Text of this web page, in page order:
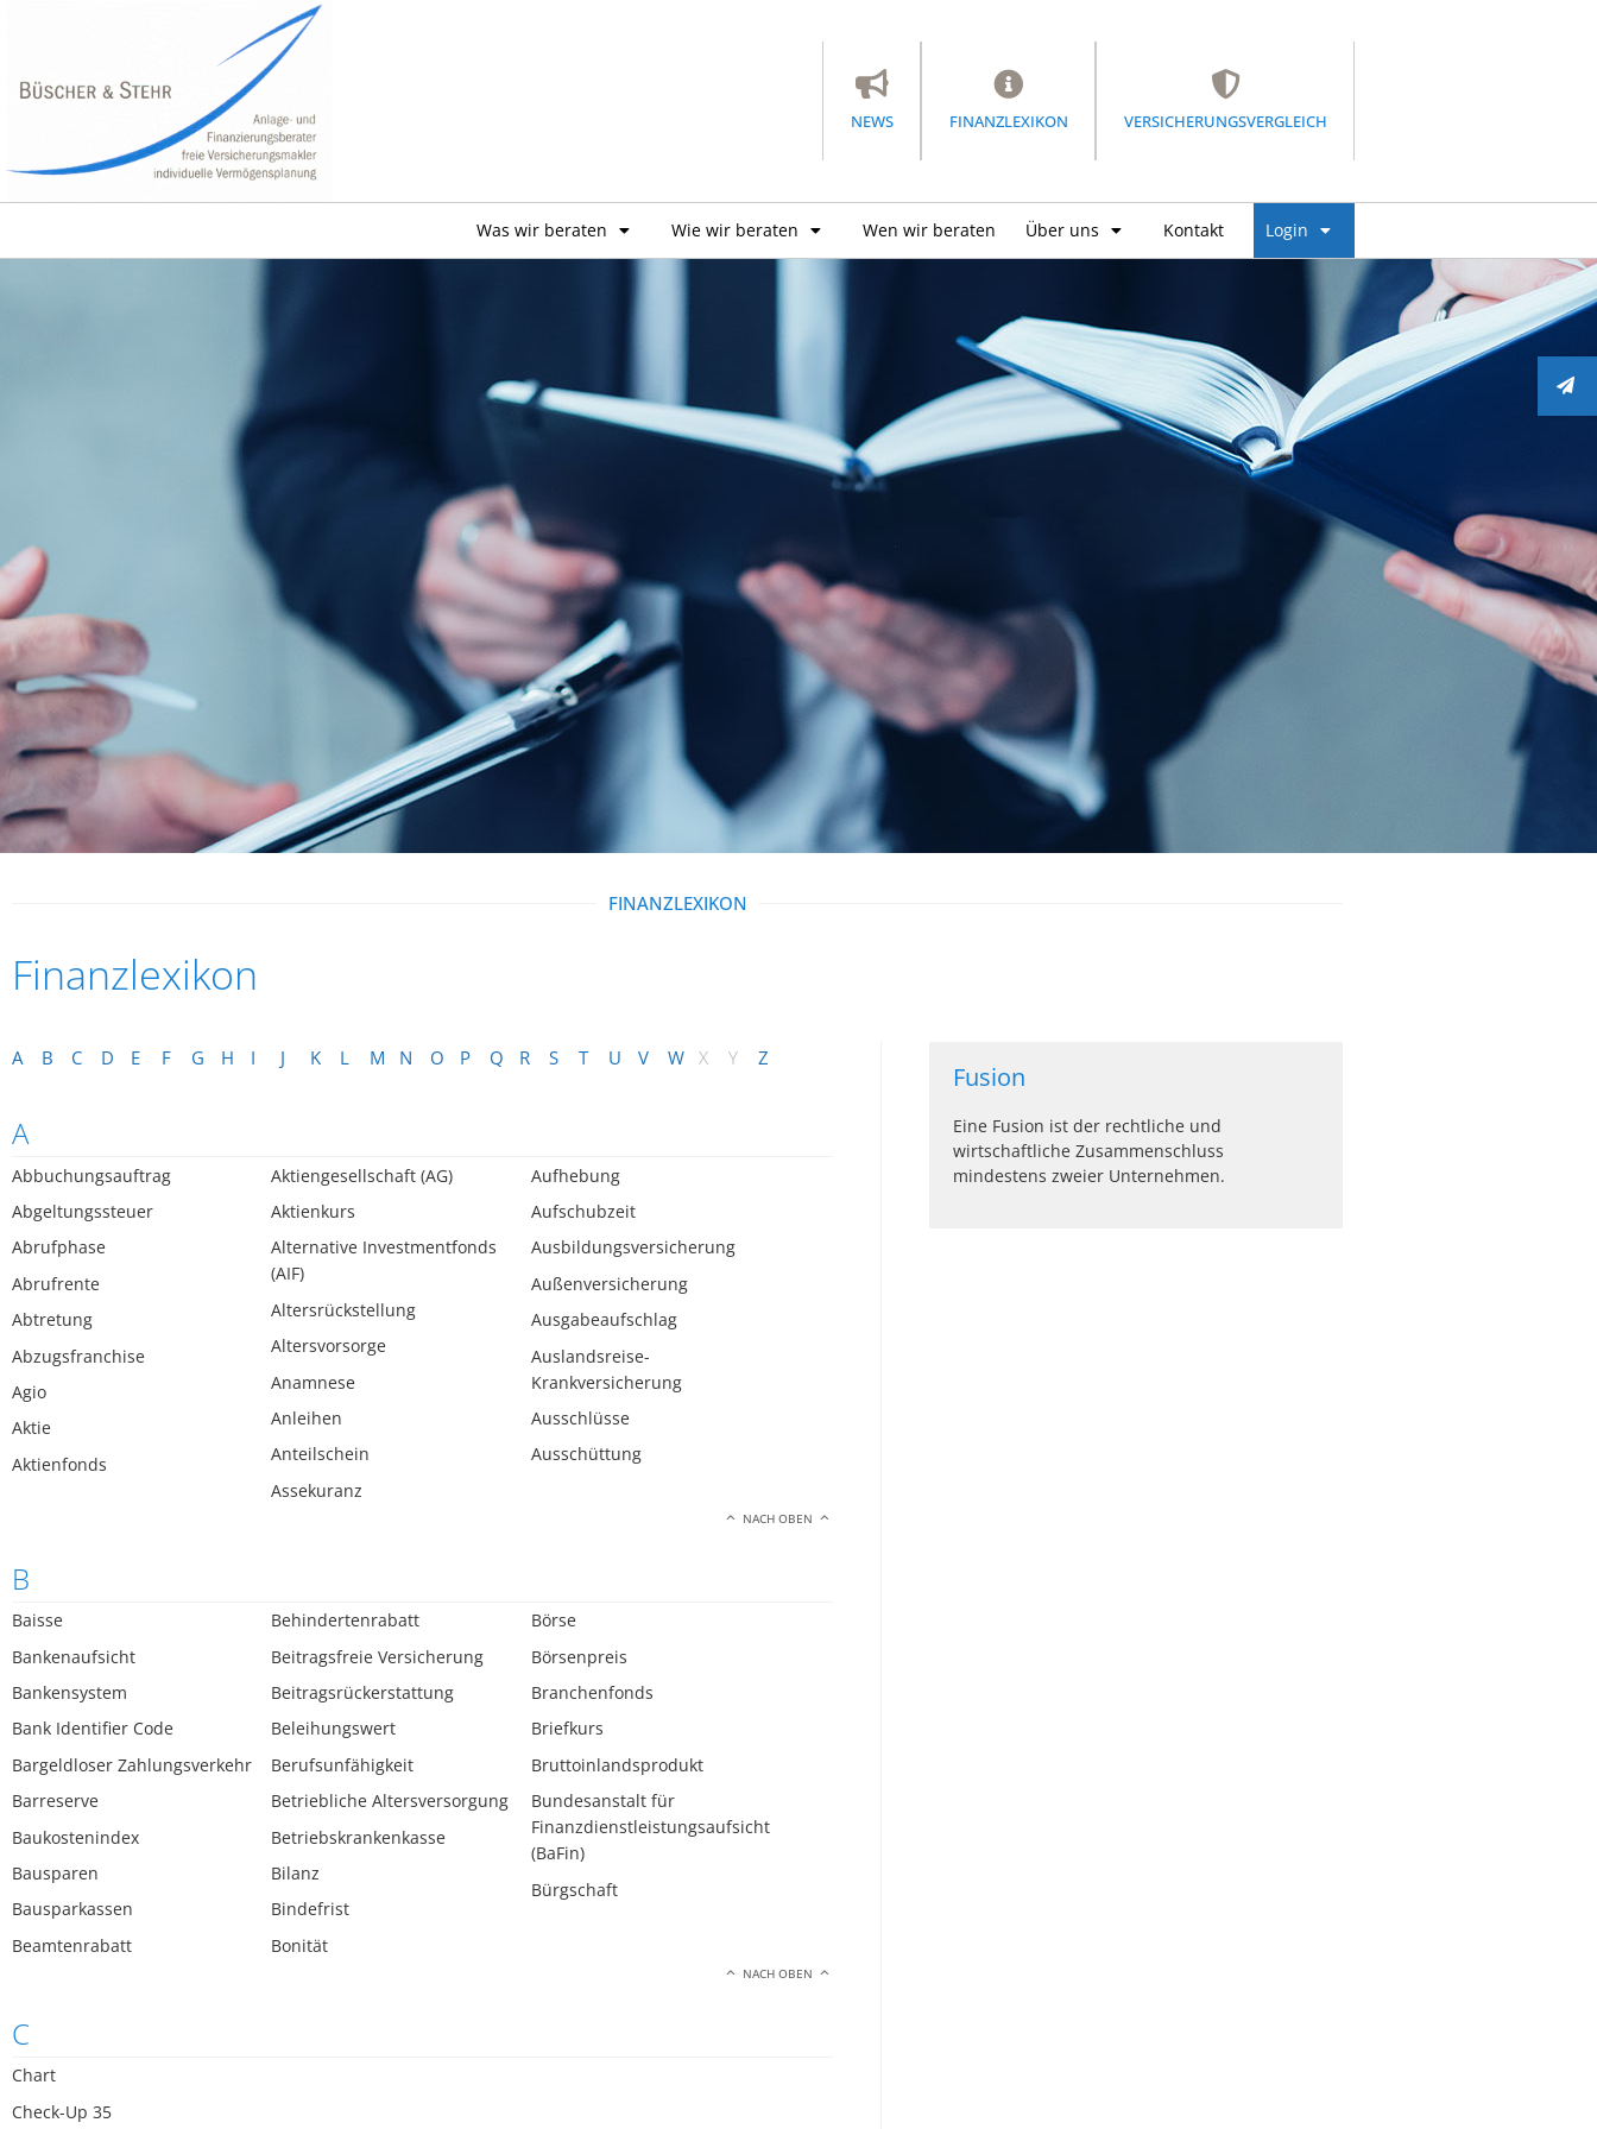
NEWS FINANZLEXIKON VERSICHERUNGSVERGLEICH
Was wir beraten Wie wir beraten Wen wir beraten Über uns Kontakt Login
FINANZLEXIKON
Finanzlexikon
A B C D E F G H I J K L M N O P Q R S T U V W X Y Z
A
Abbuchungsauftrag
Abgeltungssteuer
Abrufphase
Abrufrente
Abtretung
Abzugsfranchise
Agio
Aktie
Aktienfonds
Aktiengesellschaft (AG)
Aktienkurs
Alternative Investmentfonds
(AIF)
Altersrückstellung
Altersvorsorge
Anamnese
Anleihen
Anteilschein
Assekuranz
Aufhebung
Aufschubzeit
Ausbildungsversicherung
Außenversicherung
Ausgabeaufschlag
Auslandsreise-
Krankversicherung
Ausschlüsse
Ausschüttung
NACH OBEN
B
Baisse
Bankenaufsicht
Bankensystem
Bank Identifier Code
Bargeldloser Zahlungsverkehr
Barreserve
Baukostenindex
Bausparen
Bausparkassen
Beamtenrabatt
Behindertenrabatt
Beitragsfreie Versicherung
Beitragsrückerstattung
Beleihungswert
Berufsunfähigkeit
Betriebliche Altersversorgung
Betriebskrankenkasse
Bilanz
Bindefrist
Bonität
Börse
Börsenpreis
Branchenfonds
Briefkurs
Bruttoinlandsprodukt
Bundesanstalt für
Finanzdienstleistungsaufsicht
(BaFin)
Bürgschaft
NACH OBEN
C
Chart
Check-Up 35
Fusion
Eine Fusion ist der rechtliche und
wirtschaftliche Zusammenschluss
mindestens zweier Unternehmen.